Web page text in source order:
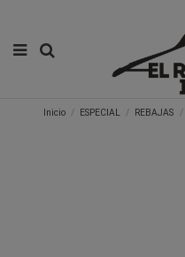
Inicio ESPECIAL REBAJAS